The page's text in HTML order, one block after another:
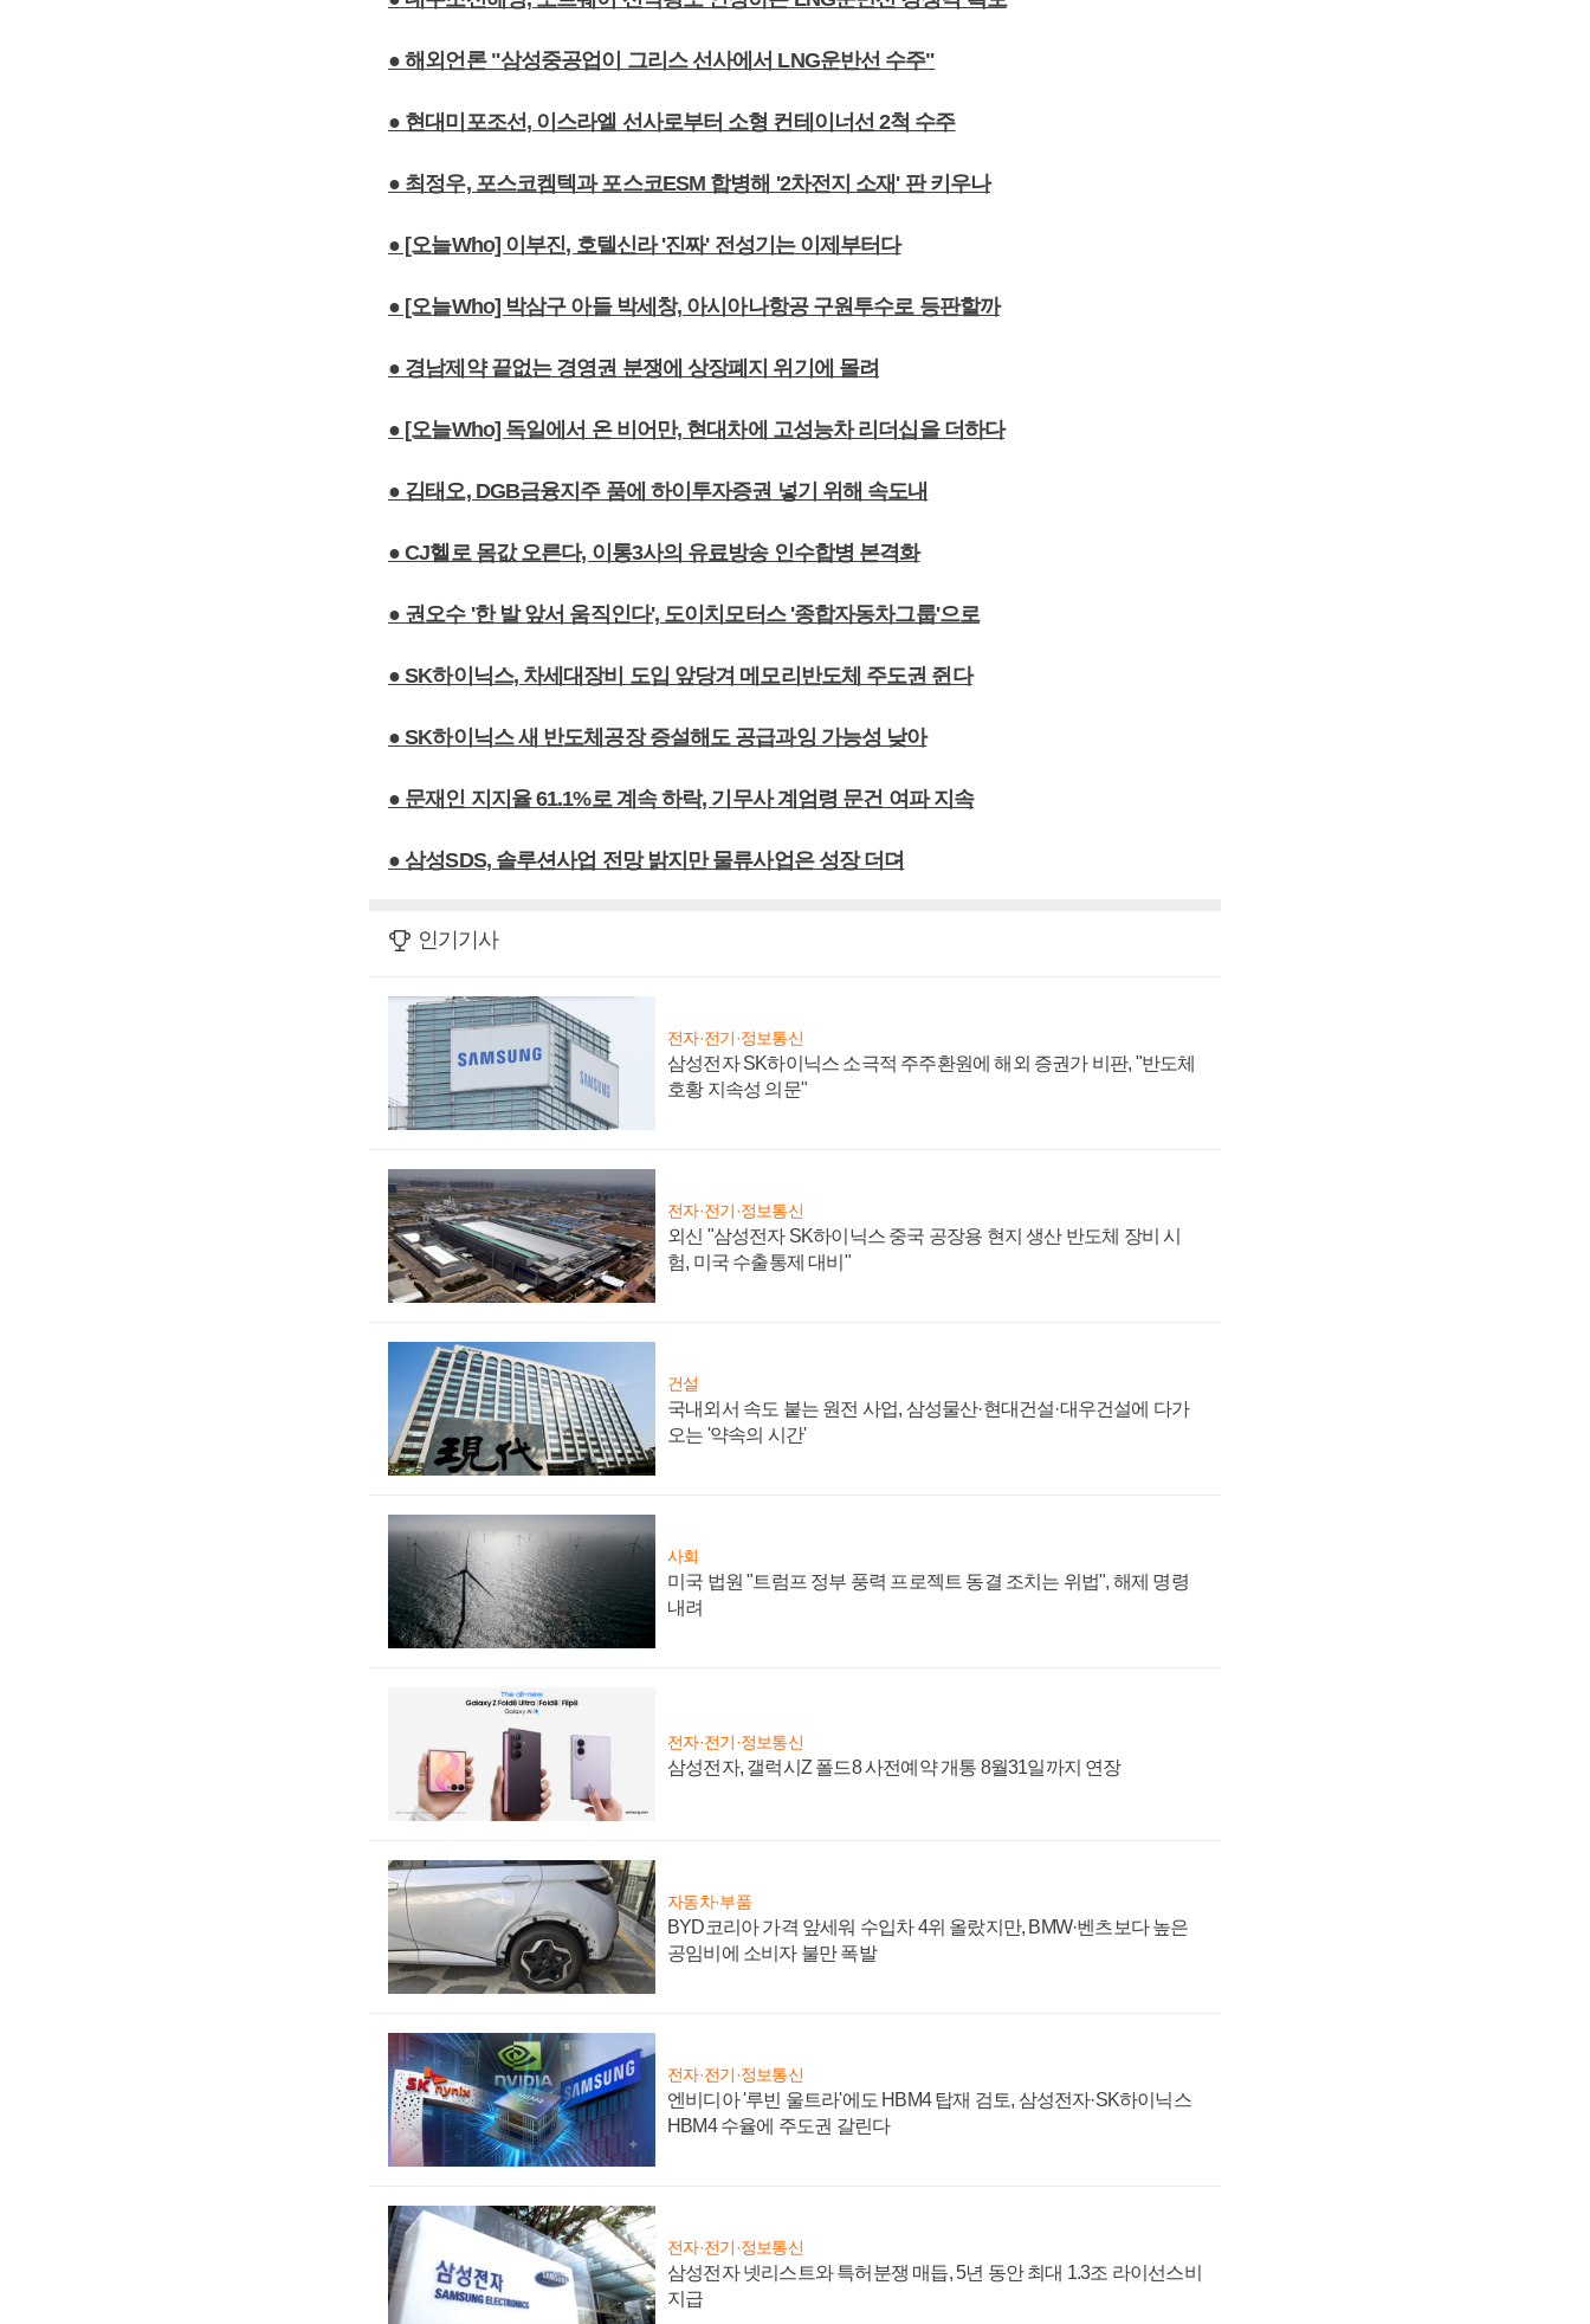
● 해외언론 "삼성중공업이 그리스 선사에서 LNG운반선 수주"
● 현대미포조선, 이스라엘 선사로부터 소형 컨테이너선 2척 수주
● 최정우, 포스코켐텍과 포스코ESM 합병해 '2차전지 소재' 판 키우나
● [오늘Who] 이부진, 호텔신라 '진짜' 전성기는 이제부터다
● [오늘Who] 박삼구 아들 박세창, 아시아나항공 구원투수로 등판할까
● 경남제약 끝없는 경영권 분쟁에 상장폐지 위기에 몰려
● [오늘Who] 독일에서 온 비어만, 현대차에 고성능차 리더십을 더하다
● 김태오, DGB금융지주 품에 하이투자증권 넣기 위해 속도내
● CJ헬로 몸값 오른다, 이통3사의 유료방송 인수합병 본격화
● 권오수 '한 발 앞서 움직인다', 도이치모터스 '종합자동차그룹'으로
● SK하이닉스, 차세대장비 도입 앞당겨 메모리반도체 주도권 쥔다
● SK하이닉스 새 반도체공장 증설해도 공급과잉 가능성 낮아
● 문재인 지지율 61.1%로 계속 하락, 기무사 계엄령 문건 여파 지속
● 삼성SDS, 솔루션사업 전망 밝지만 물류사업은 성장 더뎌
인기기사
전자·전기·정보통신
삼성전자 SK하이닉스 소극적 주주환원에 해외 증권가 비판, "반도체
호황 지속성 의문"
전자·전기·정보통신
외신 "삼성전자 SK하이닉스 중국 공장용 현지 생산 반도체 장비 시
험, 미국 수출통제 대비"
건설
국내외서 속도 붙는 원전 사업, 삼성물산·현대건설·대우건설에 다가
오는 '약속의 시간'
사회
미국 법원 "트럼프 정부 풍력 프로젝트 동결 조치는 위법", 해제 명령
내려
전자·전기·정보통신
삼성전자, 갤럭시Z 폴드8 사전예약 개통 8월31일까지 연장
자동차·부품
BYD코리아 가격 앞세워 수입차 4위 올랐지만, BMW·벤츠보다 높은
공임비에 소비자 불만 폭발
전자·전기·정보통신
엔비디아 '루빈 울트라'에도 HBM4 탑재 검토, 삼성전자·SK하이닉스
HBM4 수율에 주도권 갈린다
전자·전기·정보통신
삼성전자 넷리스트와 특허분쟁 매듭, 5년 동안 최대 1.3조 라이선스비
지급